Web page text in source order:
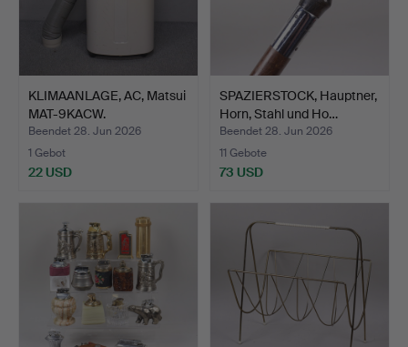
KLIMAANLAGE, AC, Matsui
MAT-9KACW.
Beendet 28. Jun 2026
1 Gebot
22 USD
SPAZIERSTOCK, Hauptner,
Horn, Stahl und Ho…
Beendet 28. Jun 2026
11 Gebote
73 USD